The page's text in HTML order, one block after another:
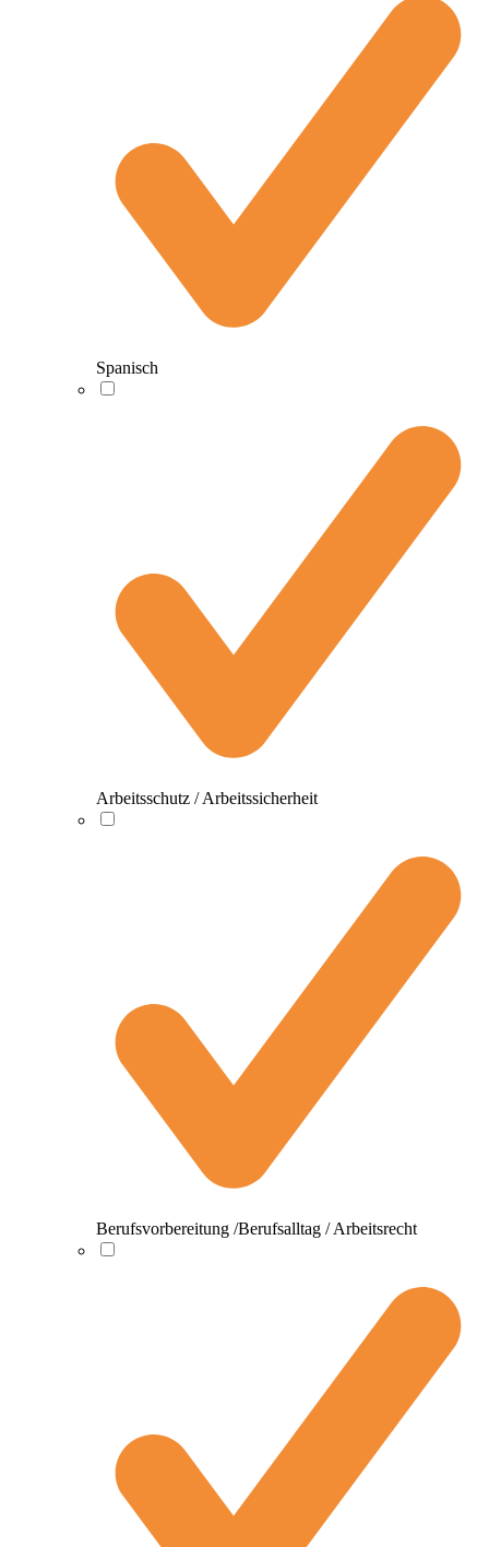
Spanisch
Arbeitsschutz / Arbeitssicherheit
Berufsvorbereitung /Berufsalltag / Arbeitsrecht